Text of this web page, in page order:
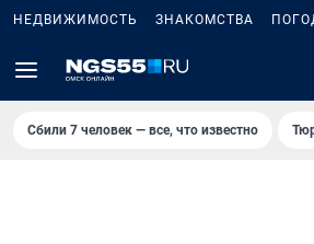
НЕДВИЖИМОСТЬ ЗНАКОМСТВА
Сбили 7 человек — все, что известно